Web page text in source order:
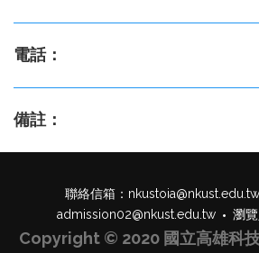
電話：
備註：
聯絡信箱： nkustoia@nkust.edu.tw
admission02@nkust.edu.tw
瀏
Copyright © 2020 國立高雄科